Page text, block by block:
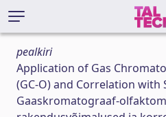
pealkiri
Application of Gas
(GC-O) and Correlation with
Gaaskromatograaf-